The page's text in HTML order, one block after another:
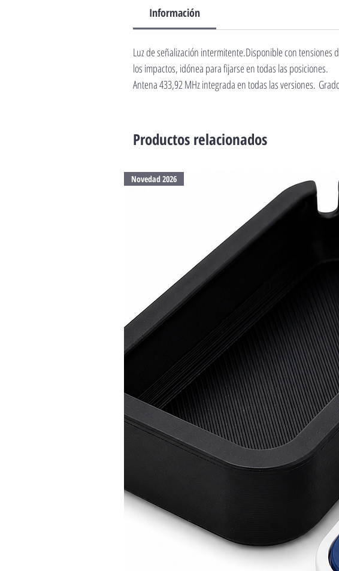
Información
Luz de señalización intermitente.Disponible con tensiones
los impactos, idónea para fijarse en todas las posiciones.
Antena 433,92 MHz integrada en todas las versiones.
Productos relacionados
Novedad 2026